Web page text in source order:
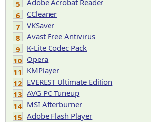
5
Adobe Acrobat Reader
6
CCleaner
7
VKSaver
8
Avast Free Antivirus
9
K-Lite Codec Pack
10 Opera
11 KMPlayer
12 EVEREST Ultimate Edition
13 AVG PC Tuneup
14 MSI Afterburner
15 Adobe Flash Player